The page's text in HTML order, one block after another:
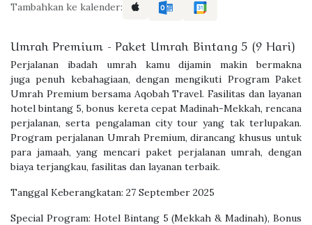
Tambahkan ke kalender:
Umrah Premium - Paket Umrah Bintang 5 (9 Hari)
Perjalanan ibadah umrah kamu dijamin makin bermakna
juga penuh kebahagiaan, dengan mengikuti Program Paket
Umrah Premium bersama Aqobah Travel. Fasilitas dan layanan
hotel bintang 5, bonus kereta cepat Madinah-Mekkah, rencana
perjalanan, serta pengalaman city tour yang tak terlupakan.
Program perjalanan Umrah Premium, dirancang khusus untuk
para jamaah, yang mencari paket perjalanan umrah, dengan
biaya terjangkau, fasilitas dan layanan terbaik.
Tanggal Keberangkatan: 27 September 2025
Special Program: Hotel Bintang 5 (Mekkah & Madinah), Bonus